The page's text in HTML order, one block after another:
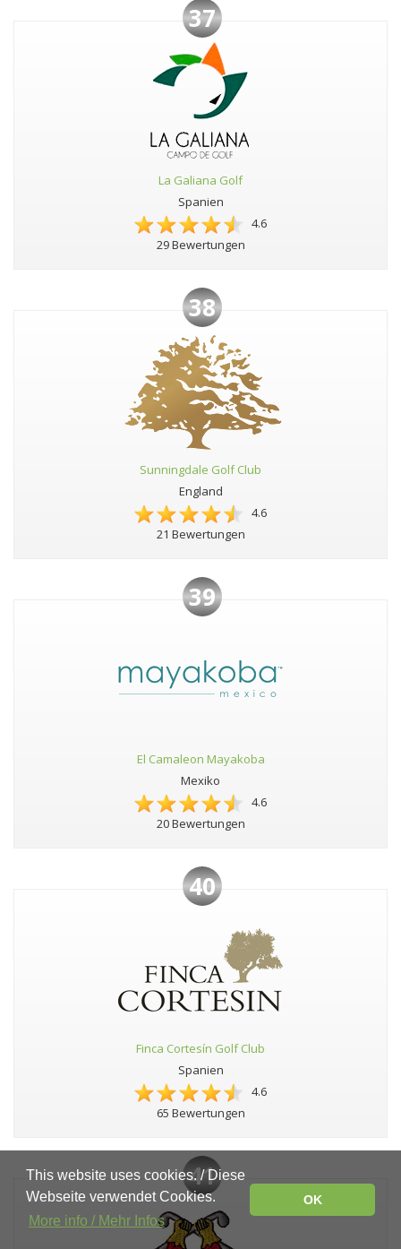
37
La Galiana Golf
Spanien
4.6
29 Bewertungen
38
Sunningdale Golf Club
England
4.6
21 Bewertungen
39
El Camaleon Mayakoba
Mexiko
4.6
20 Bewertungen
40
Finca Cortesín Golf Club
Spanien
4.6
65 Bewertungen
41
This website uses cookies. / Diese
Webseite verwendet Cookies.
More info / Mehr Infos
OK